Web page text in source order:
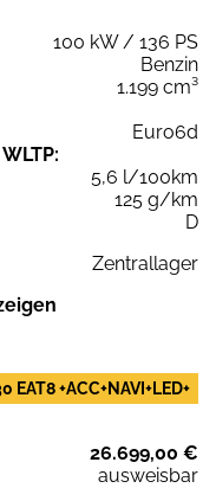
100 kW / 136 PS
Benzin
1.199 cm³
Euro6d
5,6 l/100km
125 g/km
D
Zentrallager
+ACC+NAVI+LED+
26.699,00 €
ausweisbar